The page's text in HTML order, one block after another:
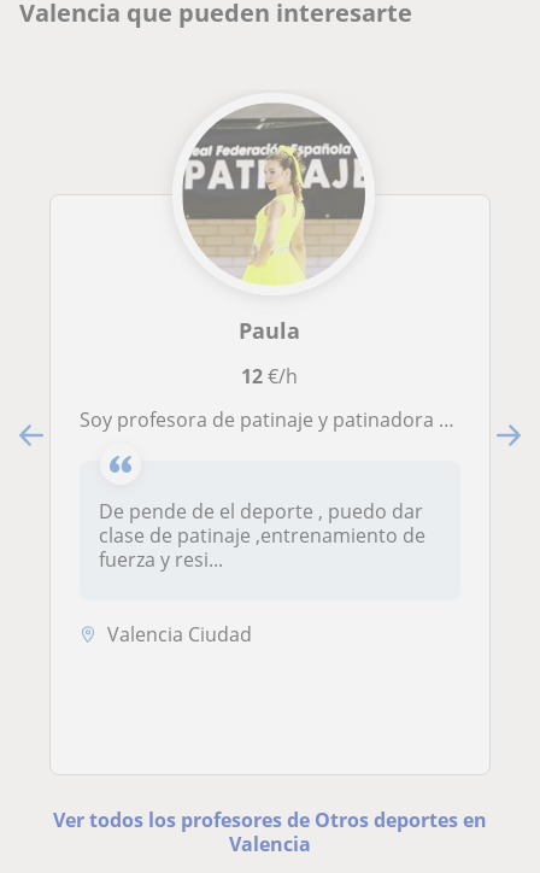
Valencia que pueden interesarte
Paula
12€/h
Soy profesora de patinaje y patinadora con mas de 10 años practicando este deporte , también puedo impartir clases de mas deportes
De pende de el deporte , puedo dar
clase de patinaje ,entrenamiento de
fuerza y resi...
Valencia Ciudad
Ver todos los profesores de Otros deportes en
Valencia